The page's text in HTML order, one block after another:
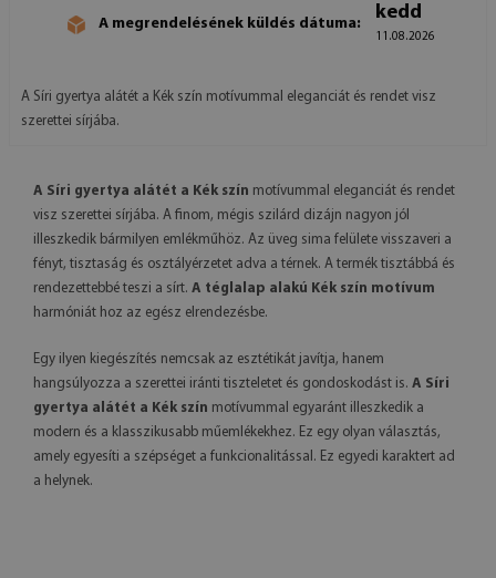
A megrendelésének küldés dátuma:
kedd
11.08.2026
A Síri gyertya alátét a Kék szín motívummal eleganciát és rendet visz
szerettei sírjába.
A Síri gyertya alátét a Kék szín motívummal eleganciát és rendet
visz szerettei sírjába. A finom, mégis szilárd dizájn nagyon jól
illeszkedik bármilyen emlékműhöz. Az üveg sima felülete visszaveri a
fényt, tisztaság és osztályérzetet adva a térnek. A termék tisztábbá és
rendezettebbé teszi a sírt. A téglalap alakú Kék szín motívum
harmóniát hoz az egész elrendezésbe.
Egy ilyen kiegészítés nemcsak az esztétikát javítja, hanem
hangsúlyozza a szerettei iránti tiszteletet és gondoskodást is. A Síri
gyertya alátét a Kék szín motívummal egyaránt illeszkedik a
modern és a klasszikusabb műemlékekhez. Ez egy olyan választás,
amely egyesíti a szépséget a funkcionalitással. Ez egyedi karaktert ad
a helynek.